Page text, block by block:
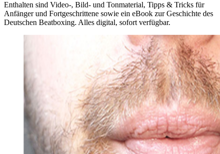
Enthalten sind Video-, Bild- und Tonmaterial, Tipps & Tricks für
Anfänger und Fortgeschrittene sowie ein eBook zur Geschichte des
Deutschen Beatboxing. Alles digital, sofort verfügbar.